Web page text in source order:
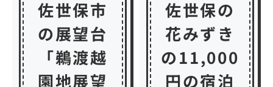
佐世保市
の展望台
「鵜渡越
園地展望
佐世保の
花みずき
の11,000
円の宿泊